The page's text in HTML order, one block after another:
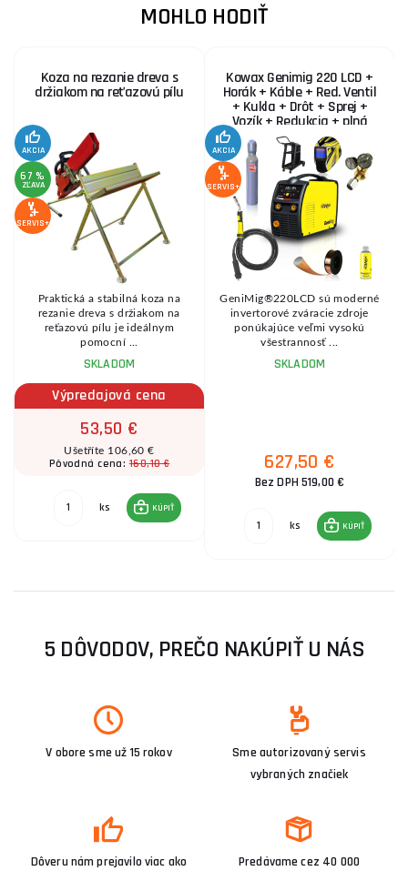
MOHLO HODIŤ
Koza na rezanie dreva s
držiakom na reťazovú pílu
AKCIA
67 %
ZĽAVA
SERVIS+
Praktická a stabilná koza na
rezanie dreva s držiakom na
reťazovú pílu je ideálnym
pomocní ...
SKLADOM
Výpredajová cena
53,50 €
Ušetříte 106,60 €
Pôvodná cena:160,10 €
ks KÚPIŤ
Kowax Genimig 220 LCD +
Horák + Káble + Red. Ventil
+ Kukla + Drôt + Sprej +
Vozík + Redukcia + plná
Fľaša Co2
AKCIA
SERVIS+
GeniMig®220LCD sú moderné
invertorové zváracie zdroje
ponúkajúce veľmi vysokú
všestrannosť ...
SKLADOM
627,50 €
Bez DPH 519,00 €
ks KÚPIŤ
5 DÔVODOV, PREČO NAKÚPIŤ U NÁS
V obore sme už 15 rokov
Sme autorizovaný servis
vybraných značiek
Dôveru nám prejavilo viac ako
Predávame cez 40 000